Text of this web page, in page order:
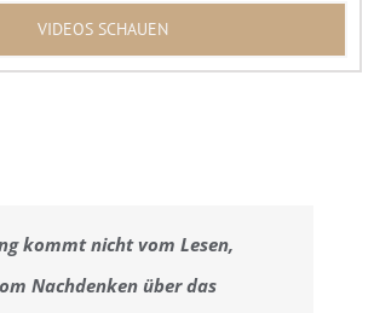
VIDEOS SCHAUEN
kommt nicht vom Lesen,
Nachdenken über das